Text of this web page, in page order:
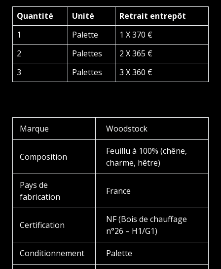
Quantité Unité
Retrait entrepôt
1
Palette
1 X 370 €
2
Palettes
2 X 365 €
3
Palettes 3 X 360 €
Marque Woodstock
Composition
Feuillu à 100% (chêne,
charme, hêtre)
Pays de
fabrication
France
Certification
NF (Bois de chauffage
n°26 – H1/G1)
Conditionnement Palette